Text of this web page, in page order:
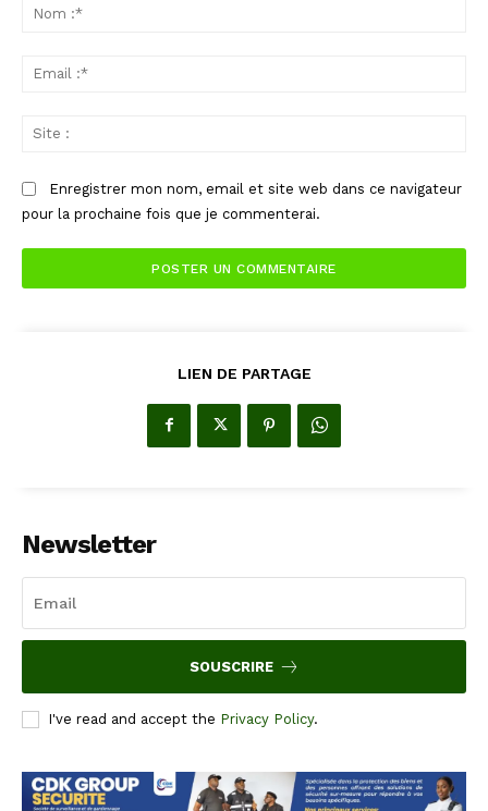
Enregistrer mon nom, email et site web dans ce navigateur
pour la prochaine fois que je commenterai.
LIEN DE PARTAGE
Newsletter
SOUSCRIRE
I've read and accept the Privacy Policy.